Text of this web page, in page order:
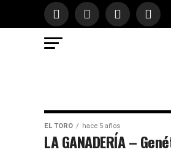
EL TORO hace 5 años
LA GANADERÍA –